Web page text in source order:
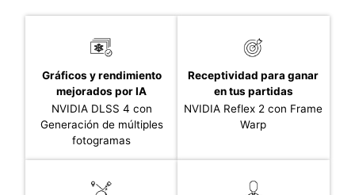
Gráficos y rendimiento
mejorados por IA
NVIDIA DLSS 4 con
Generación de múltiples
fotogramas
Receptividad para ganar
en tus partidas
NVIDIA Reflex 2 con Frame
Warp